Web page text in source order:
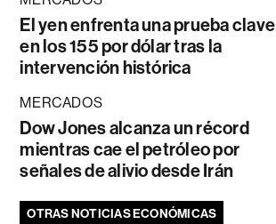
El yen enfrenta una prueba clave
en los 155 por dólar tras la
intervención histórica
MERCADOS
Dow Jones alcanza un récord
mientras cae el petróleo por
señales de alivio desde Irán
OTRAS NOTICIAS ECONÓMICAS